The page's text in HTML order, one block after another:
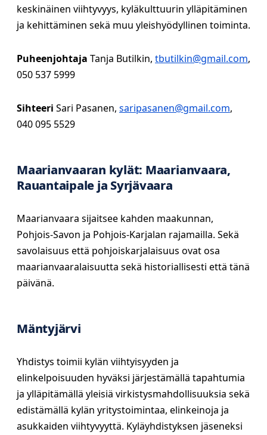
keskinäinen viihtyvyys, kyläkulttuurin ylläpitäminen
ja kehittäminen sekä muu yleishyödyllinen toiminta.
Puheenjohtaja Tanja Butilkin, tbutilkin@gmail.com,
050 537 5999
Sihteeri Sari Pasanen, saripasanen@gmail.com,
040 095 5529
Maarianvaaran kylät: Maarianvaara,
Rauantaipale ja Syrjävaara
Maarianvaara sijaitsee kahden maakunnan,
Pohjois-Savon ja Pohjois-Karjalan rajamailla. Sekä
savolaisuus että pohjoiskarjalaisuus ovat osa
maarianvaaralaisuutta sekä historiallisesti että tänä
päivänä.
Mäntyjärvi
Yhdistys toimii kylän viihtyisyyden ja
elinkelpoisuuden hyväksi järjestämällä tapahtumia
ja ylläpitämällä yleisiä virkistysmahdollisuuksia sekä
edistämällä kylän yritystoimintaa, elinkeinoja ja
asukkaiden viihtyvyyttä. Kyläyhdistyksen jäseneksi